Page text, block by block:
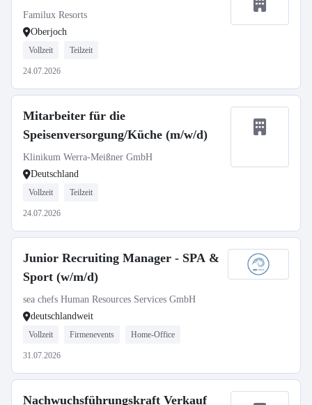
Familux Resorts
Oberjoch
Vollzeit Teilzeit
24.07.2026
Mitarbeiter für die
Speisenversorgung/Küche (m/w/d)
Klinikum Werra-Meißner GmbH
Deutschland
Vollzeit Teilzeit
24.07.2026
Junior Recruiting Manager - SPA &
Sport (w/m/d)
sea chefs Human Resources Services GmbH
deutschlandweit
Vollzeit Firmenevents Home-Office
31.07.2026
Nachwuchsführungskraft Verkauf